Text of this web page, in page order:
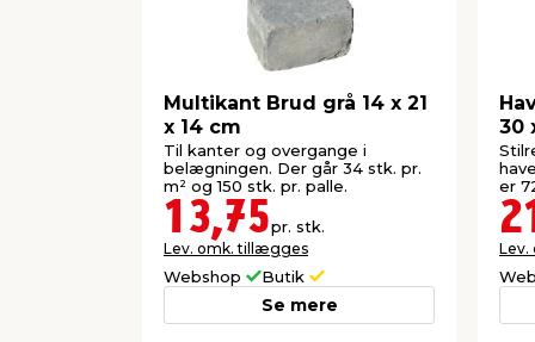
Multikant Brud grå 14 x 21
x 14 cm
Til kanter og overgange i
belægningen. Der går 34 stk. pr.
m² og 150 stk. pr. palle.
13,75pr. stk.
Lev. omk. tillægges
Webshop Butik
Se mere
30
er